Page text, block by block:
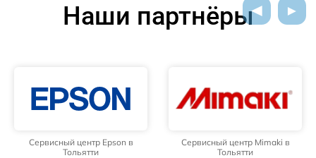
Наши партнёры
Сервисный центр Epson в
Тольятти
Сервисный центр Mimaki в
Тольятти